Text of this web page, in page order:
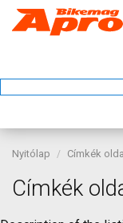
Nyitólap Címkék oldal
Címkék